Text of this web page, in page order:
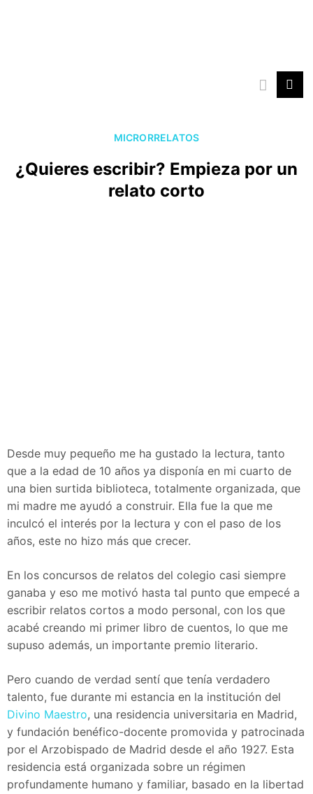
MICRORRELATOS
¿Quieres escribir? Empieza por un
relato corto
Desde muy pequeño me ha gustado la lectura, tanto
que a la edad de 10 años ya disponía en mi cuarto de
una bien surtida biblioteca, totalmente organizada, que
mi madre me ayudó a construir. Ella fue la que me
inculcó el interés por la lectura y con el paso de los
años, este no hizo más que crecer.
En los concursos de relatos del colegio casi siempre
ganaba y eso me motivó hasta tal punto que empecé a
escribir relatos cortos a modo personal, con los que
acabé creando mi primer libro de cuentos, lo que me
supuso además, un importante premio literario.
Pero cuando de verdad sentí que tenía verdadero
talento, fue durante mi estancia en la institución del
Divino Maestro, una residencia universitaria en Madrid,
y fundación benéfico-docente promovida y patrocinada
por el Arzobispado de Madrid desde el año 1927. Esta
residencia está organizada sobre un régimen
profundamente humano y familiar, basado en la libertad